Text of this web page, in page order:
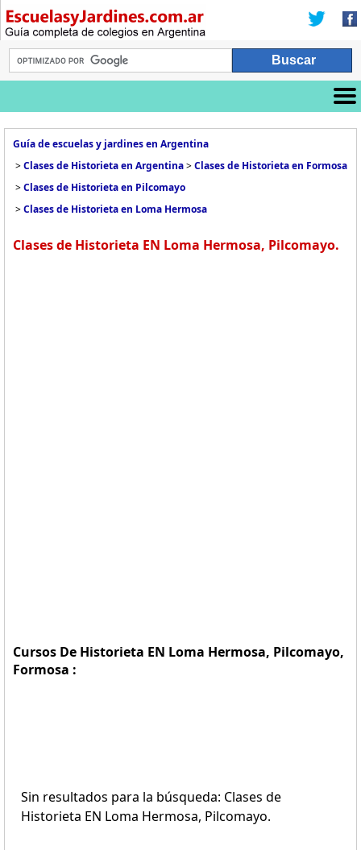
Guía de escuelas y jardines en Argentina
>Clases de Historieta en Argentina>Clases de Historieta en Formosa
>Clases de Historieta en Pilcomayo
>Clases de Historieta en Loma Hermosa
Clases de Historieta EN Loma Hermosa, Pilcomayo.
Cursos De Historieta EN Loma Hermosa, Pilcomayo,
Formosa :
Sin resultados para la búsqueda: Clases de
Historieta EN Loma Hermosa, Pilcomayo.